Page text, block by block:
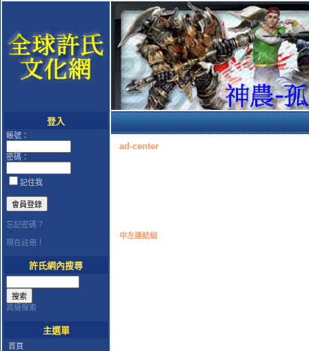
登入
帳號：
密碼：
記住我
忘記密碼？
現在註冊！
許氏網內搜尋
高級搜索
主選單
首頁
ad-center
中左連結組